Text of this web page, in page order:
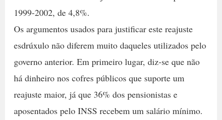
1999-2002, de 4,8%.
Os argumentos usados para justificar este reajuste
esdrúxulo não diferem muito daqueles utilizados pelo
governo anterior. Em primeiro lugar, diz-se que não
há dinheiro nos cofres públicos que suporte um
reajuste maior, já que 36% dos pensionistas e
aposentados pelo INSS recebem um salário mínimo.